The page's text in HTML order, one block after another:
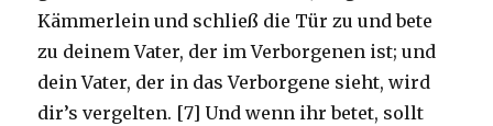
Kämmerlein und schließ die Tür zu und bete
zu deinem Vater, der im Verborgenen ist; und
dein Vater, der in das Verborgene sieht, wird
dir’s vergelten. [7] Und wenn ihr betet, sollt